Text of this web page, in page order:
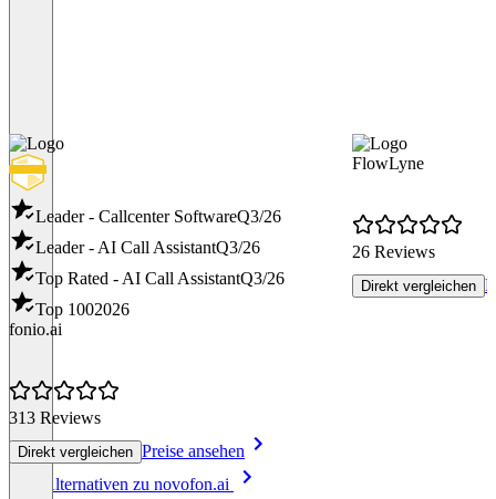
Leader - Callcenter SoftwareQ3/26
Leader - AI Call AssistantQ3/26
Top Rated - AI Call AssistantQ3/26
Top 1002026
fonio.ai
313 Reviews
Direkt vergleichen Preise ansehen
FlowLyne
26 Reviews
Direkt vergleichen
Alle Alternativen zu novofon.ai